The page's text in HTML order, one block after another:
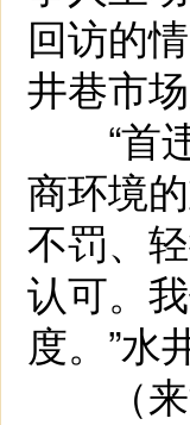
回访的
井巷市
“首违
商环境
不罚、
认可。
度。”水
（来